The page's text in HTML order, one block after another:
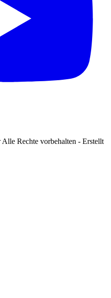
Rechte vorbehalten - Erstellt